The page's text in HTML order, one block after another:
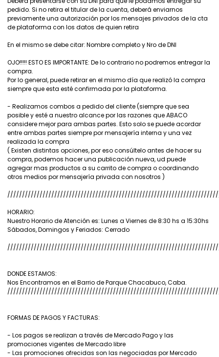
pedido. Si no retira el titular de la cuenta, deberá enviarnos
previamente una autorización por los mensajes privados de la cta
de plataforma con los datos de quien retira
En el mismo se debe citar: Nombre completo y Nro de DNI
OJO!!!!! ESTO ES IMPORTANTE: De lo contrario no podremos entregar la
compra.
Por lo general, puede retirar en el mismo día que realizó la compra
siempre que esta esté confirmada por la plataforma.
- Realizamos combos a pedido del cliente (siempre que sea
posible y esté a nuestro alcance por las razones que ABACO
considere mejor para ambas partes. Esto solo se puede acordar
entre ambas partes siempre por mensajería interna y una vez
realizada la compra
( Existen distintas opciones, por eso consúltelo antes de hacer su
compra, podemos hacer una publicación nueva, ud puede
agregar mas productos a su carrito de compra o coordinando
otros medios por mensajería privada con nosotros )
HORARIO:
Nuestro Horario de Atención es: Lunes a Viernes de 8:30 hs a 15:30hs
Sábados, Domingos y Feriados: Cerrado
DONDE ESTAMOS:
Nos Encontramos en el Barrio de Parque Chacabuco, Caba.
FORMAS DE PAGOS Y FACTURAS:
- Los pagos se realizan a través de Mercado Pago y las
promociones vigentes de Mercado libre
- Las promociones ofrecidas son las negociadas por Mercado